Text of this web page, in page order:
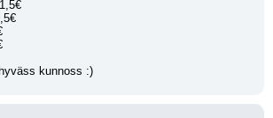
kunnoss :)